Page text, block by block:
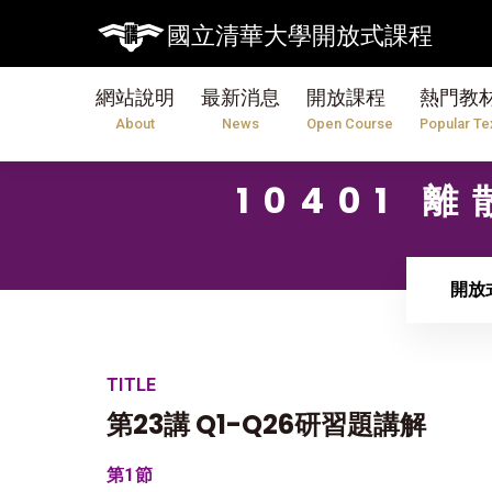
國立清華大學開放式課程
網站說明
About
最新消息
News
開放課程
Open Course
熱門教
Popular
10401
開放
TITLE
第23講 Q1-Q26研習題講解
第1節